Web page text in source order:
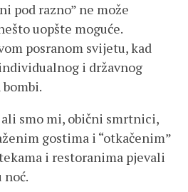
pod razno” ne može
uopšte moguće.
posranom svijetu, kad
i državnog
smo mi, obični smrtnici,
gostima i “otkačenim”
i restoranima pjevali